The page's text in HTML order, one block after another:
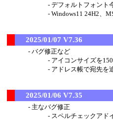
デフォルトフォント
Windows11 24H2、
2025/01/07 V7.36
バグ修正など
アイコンサイズを
アドレス帳で宛先を
2025/01/06 V7.35
主なバグ修正
スペルチェックアド